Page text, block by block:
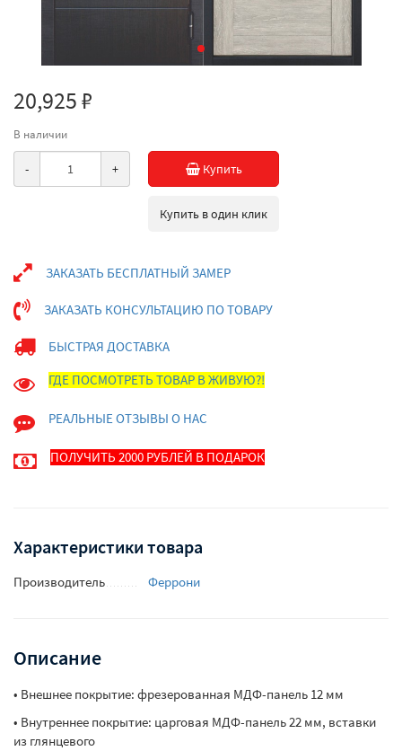
20,925 ₽
В наличии
- + Купить
Купить в один клик
ЗАКАЗАТЬ БЕСПЛАТНЫЙ ЗАМЕР
ЗАКАЗАТЬ КОНСУЛЬТАЦИЮ ПО ТОВАРУ
БЫСТРАЯ ДОСТАВКА
ГДЕ ПОСМОТРЕТЬ ТОВАР В ЖИВУЮ?!
РЕАЛЬНЫЕ ОТЗЫВЫ О НАС
ПОЛУЧИТЬ 2000 РУБЛЕЙ В ПОДАРОК
Характеристики товара
Производитель Феррони
Описание
• Внешнее покрытие: фрезерованная МДФ-панель 12 мм
• Внутреннее покрытие: царговая МДФ-панель 22 мм, вставки
из глянцевого